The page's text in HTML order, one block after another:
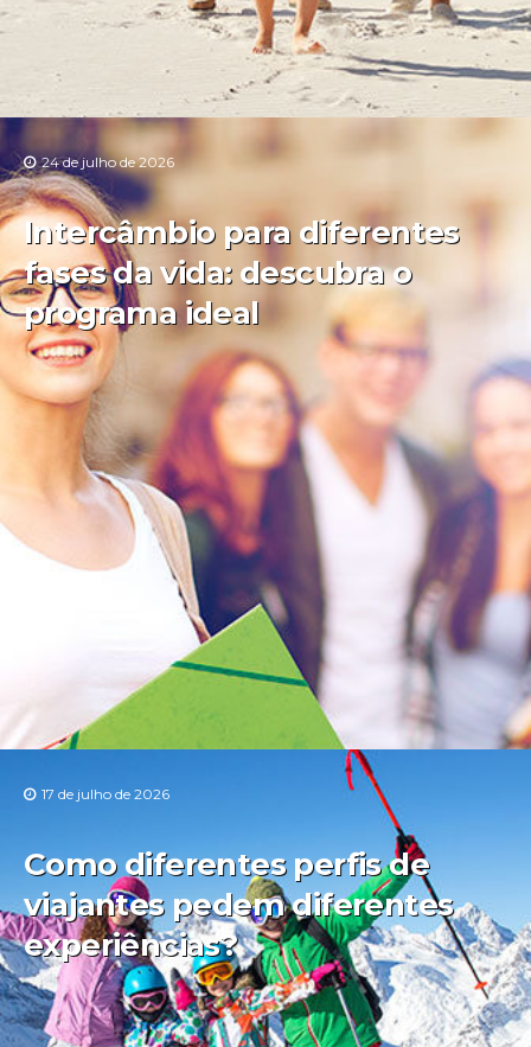
24 de julho de 2026
Intercâmbio para diferentes
fases da vida: descubra o
programa ideal
17 de julho de 2026
Como diferentes perfis de
viajantes pedem diferentes
experiências?